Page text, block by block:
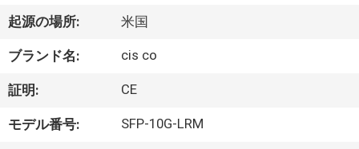
ビ
デ
オ
起源の場所: 米国
ブランド名: cis co
証明: CE
モデル番号: SFP-10G-LRM